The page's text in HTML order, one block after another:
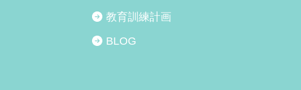
教育訓練計画
BLOG